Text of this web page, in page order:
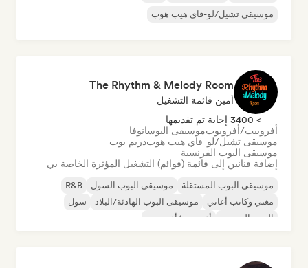
موسيقى تشيل/لو-فاي هيب هوب
The Rhythm & Melody Room
أمين قائمة التشغيل
> 3400 إجابة تم تقديمها
أفروبيت/أفروبوبموسيقى البوسانوفا
موسيقى تشيل/لو-فاي هيب هوبدريم بوب
موسيقى البوب الفرنسية
إضافة فنانين إلى قائمة (قوائم) التشغيل المؤثرة الخاصة بي
موسيقى البوب المستقلة موسيقى البوب السول
R&B
مغني وكاتب أغاني
موسيقى البوب الهادئة/البلاد
سول
البوب الحضري
أفروبيت/أفروبوب